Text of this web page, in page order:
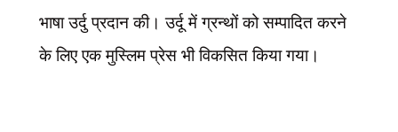
भाषा उर्दु प्रदान की। उर्दू में ग्रन्थों को सम्पादित करने
के लिए एक मुस्लिम प्रेस भी विकसित किया गया।